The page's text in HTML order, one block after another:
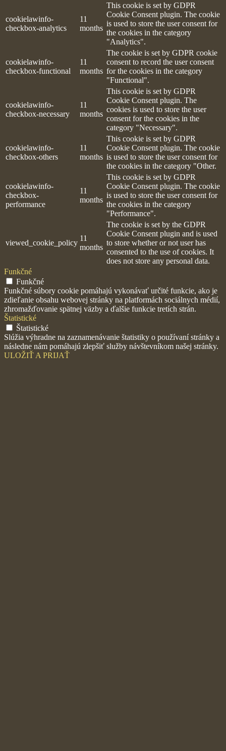
cookielawinfo-
checkbox-analytics
11
months
This cookie is set by GDPR
Cookie Consent plugin. The cookie
is used to store the user consent for
the cookies in the category
"Analytics".
cookielawinfo-
checkbox-functional
11
months
The cookie is set by GDPR cookie
consent to record the user consent
for the cookies in the category
"Functional".
cookielawinfo-
checkbox-necessary
11
months
This cookie is set by GDPR
Cookie Consent plugin. The
cookies is used to store the user
consent for the cookies in the
category "Necessary".
cookielawinfo-
checkbox-others
11
months
This cookie is set by GDPR
Cookie Consent plugin. The cookie
is used to store the user consent for
the cookies in the category "Other.
cookielawinfo-
checkbox-
performance
11
months
This cookie is set by GDPR
Cookie Consent plugin. The cookie
is used to store the user consent for
the cookies in the category
"Performance".
viewed_cookie_policy
11
months
The cookie is set by the GDPR
Cookie Consent plugin and is used
to store whether or not user has
consented to the use of cookies. It
does not store any personal data.
Funkčné
Funkčné
Funkčné súbory cookie pomáhajú vykonávať určité funkcie, ako je
zdieľanie obsahu webovej stránky na platformách sociálnych médií,
zhromažďovanie spätnej väzby a ďalšie funkcie tretích strán.
Štatistické
Štatistické
Slúžia výhradne na zaznamenávanie štatistiky o používaní stránky a
následne nám pomáhajú zlepšiť služby návštevníkom našej stránky.
ULOŽIŤ A PRIJAŤ